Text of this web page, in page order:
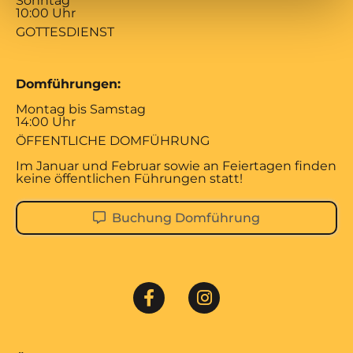
10:00 Uhr
GOTTESDIENST
Domführungen:
Montag bis Samstag
14:00 Uhr
ÖFFENTLICHE DOMFÜHRUNG
Im Januar und Februar sowie an Feiertagen finden
keine öffentlichen Führungen statt!
Buchung Domführung